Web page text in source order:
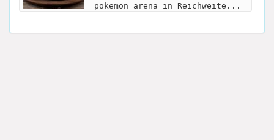
pokemon arena in Reichweite...